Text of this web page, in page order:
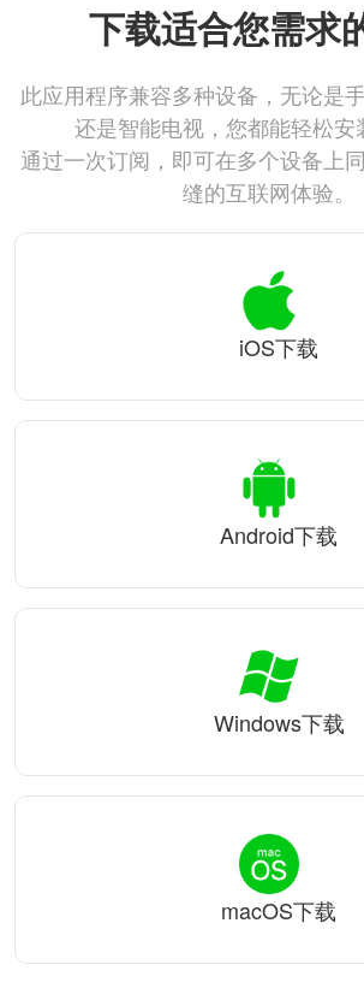
下载适合您需求
此应用程序兼容多种设备，无论是
还是智能电视，您都能轻松安
通过一次订阅，即可在多个设备上
缝的互联网体验。
iOS下载
Android下载
Windows下载
macOS下载